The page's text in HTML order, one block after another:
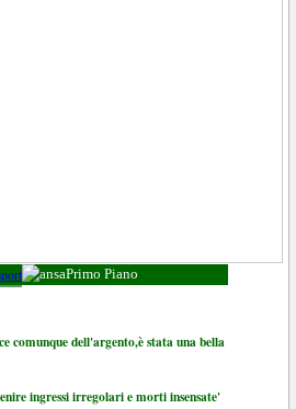
Primo Piano
comunque dell'argento,è stata una bella
ingressi irregolari e morti insensate'